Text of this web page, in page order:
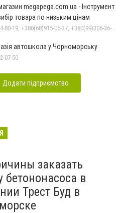
megapega.com.ua - Інструмент
товара по низьким цінам
автошкола у Чорноморську
07-50
Додати підприємство
заказать
бетононасоса в
Трест Буд в